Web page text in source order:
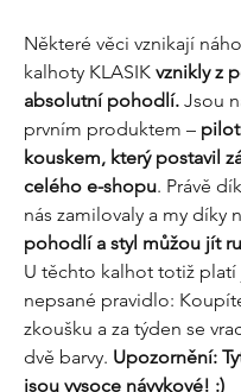
Některé věci vznikají
kalhoty KLASIK vznikly z
absolutní pohodlí. Jsou
prvním produktem –
kouskem, který postavil
celého e-shopu. Právě
nás zamilovaly a my díky
pohodlí a styl můžou jít
U těchto kalhot totiž
nepsané pravidlo:
zkoušku a za týden se
dvě barvy. Upozornění:
jsou vysoce návykové! :)